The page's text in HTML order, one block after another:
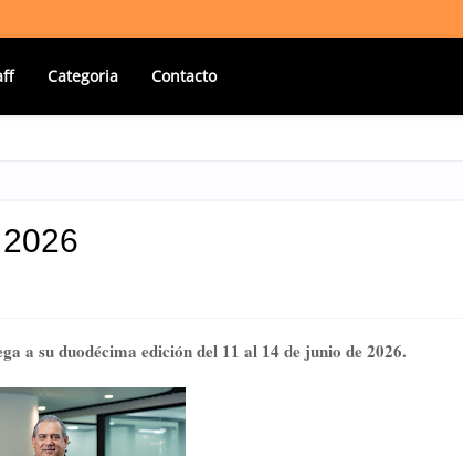
Categoria Contacto
a su duodécima edición del 11 al 14 de junio de 2026.